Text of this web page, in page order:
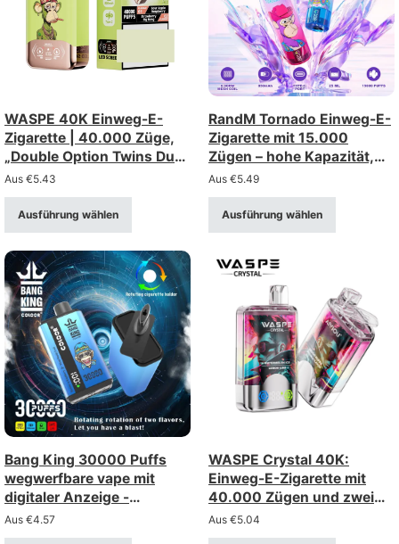
WASPE 40K Einweg-E-
Zigarette | 40.000 Züge,
„Double Option Twins Dual
Mesh“
Aus €5.43
Ausführung wählen
RandM Tornado Einweg-E-
Zigarette mit 15.000
Zügen – hohe Kapazität,
gute Wahl,
Großhandelsrabatt
Aus €5.49
Ausführung wählen
Bang King 30000 Puffs
wegwerfbare vape mit
digitaler Anzeige -
Großhandel Bulk-
Versorgung
Aus €4.57
WASPE Crystal 40K:
Einweg-E-Zigarette mit
40.000 Zügen und zwei
Optionen (Doppeloption) –
Großhandel
Aus €5.04